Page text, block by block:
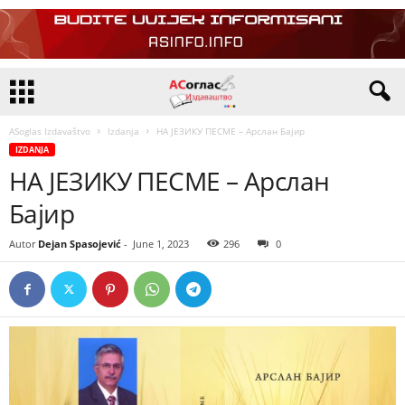
ASoglas Izdavaštvo Izdanja НА ЈЕЗИКУ ПЕСМЕ – Арслан Бајир
IZDANJA
НА ЈЕЗИКУ ПЕСМЕ – Арслан
Бајир
Autor Dejan Spasojević - June 1, 2023 296 0